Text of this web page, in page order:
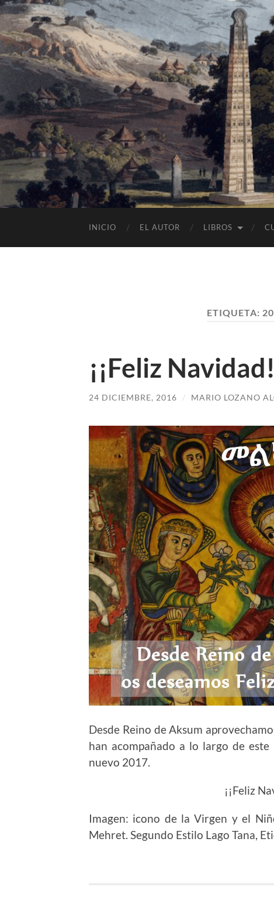
INICIO EL AUTOR LIBROS
ETIQUETA:
¡¡Feliz
24 DICIEMBRE, 2016 / MARIO LOZANO
Desde Reino de Aksum
han acompañado a lo largo de
nuevo 2017.
¡¡Feliz
Imagen: icono de la Virgen y el
Mehret. Segundo Estilo Lago Tana,